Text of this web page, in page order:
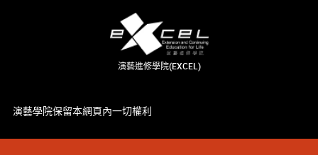
演藝進修學院(EXCEL)
演藝學院保留本網頁內一切權利